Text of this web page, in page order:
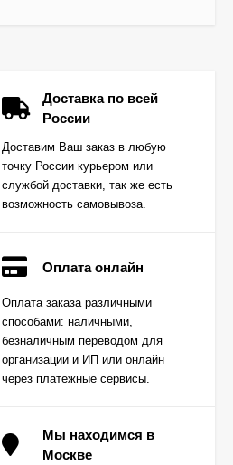
Доставка по всей
России
Доставим Ваш заказ в любую
точку России курьером или
службой доставки, так же есть
возможность самовывоза.
Оплата онлайн
Оплата заказа различными
способами: наличными,
безналичным переводом для
организации и ИП или онлайн
через платежные сервисы.
Мы находимся в
Москве
Вкладыш коренной
(0,25) (1шт - 1
половинка) для
двигателей
K15,K21,K25
запросу
(1шт - 1 половинка) для
двигателей
K15,K21,K25
Цена по